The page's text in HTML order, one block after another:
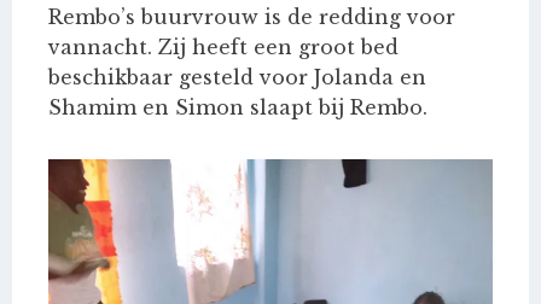
Rembo’s buurvrouw is de redding voor
vannacht. Zij heeft een groot bed
beschikbaar gesteld voor Jolanda en
Shamim en Simon slaapt bij Rembo.